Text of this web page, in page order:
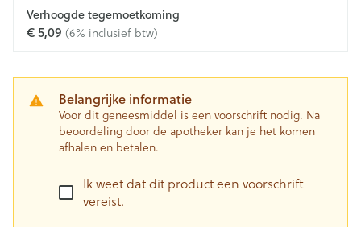
Verhoogde tegemoetkoming
€ 5,09 (6% inclusief btw)
Belangrijke informatie
Voor dit geneesmiddel is een voorschrift nodig. Na
beoordeling door de apotheker kan je het komen
afhalen en betalen.
Ik weet dat dit product een voorschrift
vereist.